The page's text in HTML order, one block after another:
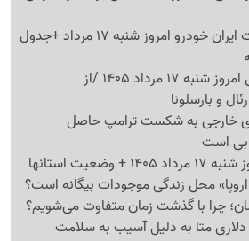
آخرین قیمت محصولات ایران خودرو امروز شنبه 17 مرداد +جدول
برنامه مسابقات ورزشی امروز شنبه 17 مرداد 1405 /از
خارجی به شکست ترامپ حاصل
است
استانها
محل زندگی موجودات بیگانه است؟
چرا با گذشت زمان متفاوت می‌شویم؟
متا به دلیل آسیب به سلامت